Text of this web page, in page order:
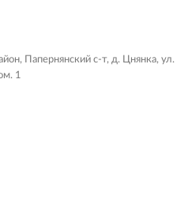
Папернянский с-т, д. Цнянка, ул.
1